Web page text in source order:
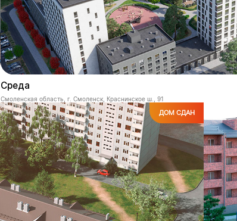
Среда
Смоленская область, г. Смоленск, Краснинское ш., 91
ДОМ СДАН